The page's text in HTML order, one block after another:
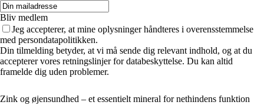
Bliv medlem
Jeg accepterer, at mine oplysninger håndteres i overensstemmelse
med persondatapolitikken.
Din tilmelding betyder, at vi må sende dig relevant indhold, og at du
accepterer vores retningslinjer for databeskyttelse. Du kan altid
framelde dig uden problemer.
Zink og øjensundhed – et essentielt mineral for nethindens funktion